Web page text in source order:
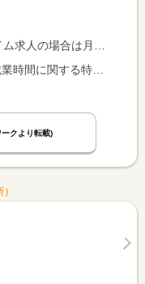
の場合は時間額を表示しています。
クより転載)